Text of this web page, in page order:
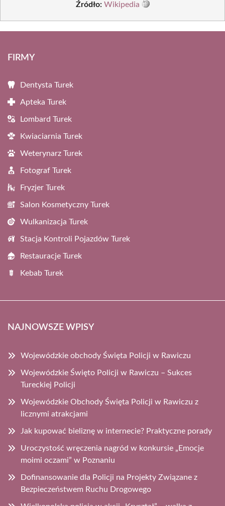
Źródło: Wikipedia
FIRMY
Dentysta Turek
Apteka Turek
Lombard Turek
Kwiaciarnia Turek
Weterynarz Turek
Fotograf Turek
Fryzjer Turek
Salon Kosmetyczny Turek
Wulkanizacja Turek
Stacja Kontroli Pojazdów Turek
Restauracje Turek
Kebab Turek
NAJNOWSZE WPISY
Wojewódzkie obchody Święta Policji w Rawiczu
Wojewódzkie Święto Policji w Rawiczu – Sukces
Tureckiej Policji
Wojewódzkie Obchody Święta Policji w Rawiczu z
licznymi atrakcjami
Jak kupować bieliznę w internecie? Praktyczne porady
Uroczystość wręczenia nagród w konkursie „Emocje
moimi oczami” w Poznaniu
Dofinansowanie dla Policji na Projekty Związane z
Bezpieczeństwem Ruchu Drogowego